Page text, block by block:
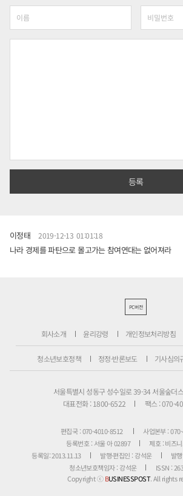
이정태 2019-12-13 01:01:18
나라 경제를 파탄으로 몰고가는 참여연대는 없어져라
PC버전
회사소개 윤리강령 개인정보처리방침
청소년보호정책 정정·반론보도 기사심의
서울특별시 성동구 성수일로 39-34 서울숲더
대표전화 : 1800-6522
팩스 : 070-
편집국 : 070-4010-8512
사업본부 :
등록번호 : 서울 아 02897
제호 : 비즈
등록일: 2013.11.13
발행·편집인 : 강석운
발
청소년보호책임자 : 강석운
ISSN :
Copyright ⓒBUSINESSPOST. All rights